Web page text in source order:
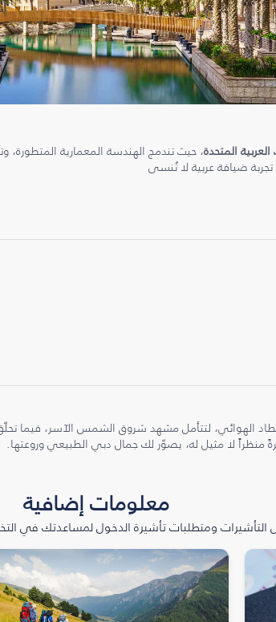
العربية المتحدة، حيث تندمج الهندسة المعمارية المتطورة،
تجربة ضيافة عربية لا تُنسى
الهوائي، لتتأمل مشهد شروق الشمس الآسر، فيما
منظراً لا مثيل له، يصوّر لك جمال دبي الطبيعي وروعتها.
معلومات إضافية
ومتطلبات تأشيرة الدخول لمساعدتك في